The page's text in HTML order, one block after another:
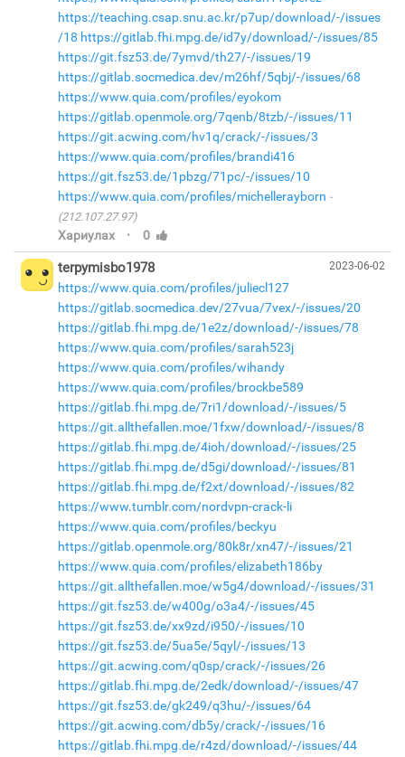
https://teaching.csap.snu.ac.kr/p7up/download/-/issues
/18 https://gitlab.fhi.mpg.de/id7y/download/-/issues/85
https://git.fsz53.de/7ymvd/th27/-/issues/19
https://gitlab.socmedica.dev/m26hf/5qbj/-/issues/68
https://www.quia.com/profiles/eyokom
https://gitlab.openmole.org/7qenb/8tzb/-/issues/11
https://git.acwing.com/hv1q/crack/-/issues/3
https://www.quia.com/profiles/brandi416
https://git.fsz53.de/1pbzg/71pc/-/issues/10
https://www.quia.com/profiles/michellerayborn
(212.107.27.97)
Хариулах · 0
2023-06-02
terpymisbo1978
https://www.quia.com/profiles/juliecl127
https://gitlab.socmedica.dev/27vua/7vex/-/issues/20
https://gitlab.fhi.mpg.de/1e2z/download/-/issues/78
https://www.quia.com/profiles/sarah523j
https://www.quia.com/profiles/wihandy
https://www.quia.com/profiles/brockbe589
https://gitlab.fhi.mpg.de/7ri1/download/-/issues/5
https://git.allthefallen.moe/1fxw/download/-/issues/8
https://gitlab.fhi.mpg.de/4ioh/download/-/issues/25
https://gitlab.fhi.mpg.de/d5gi/download/-/issues/81
https://gitlab.fhi.mpg.de/f2xt/download/-/issues/82
https://www.tumblr.com/nordvpn-crack-li
https://www.quia.com/profiles/beckyu
https://gitlab.openmole.org/80k8r/xn47/-/issues/21
https://www.quia.com/profiles/elizabeth186by
https://git.allthefallen.moe/w5g4/download/-/issues/31
https://git.fsz53.de/w400g/o3a4/-/issues/45
https://git.fsz53.de/xx9zd/i950/-/issues/10
https://git.fsz53.de/5ua5e/5qyl/-/issues/13
https://git.acwing.com/q0sp/crack/-/issues/26
https://gitlab.fhi.mpg.de/2edk/download/-/issues/47
https://git.fsz53.de/gk249/q3hu/-/issues/64
https://git.acwing.com/db5y/crack/-/issues/16
https://gitlab.fhi.mpg.de/r4zd/download/-/issues/44